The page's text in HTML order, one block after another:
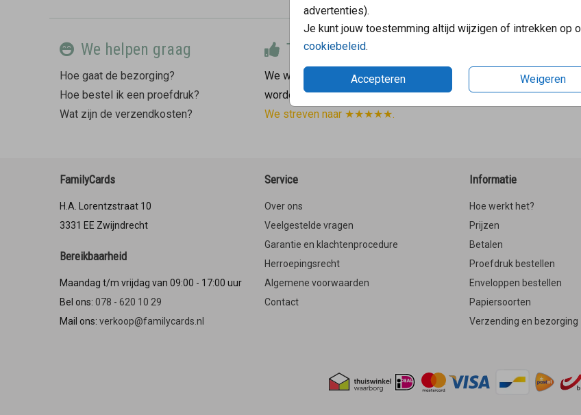
advertenties).
Je kunt jouw toestemming altijd wijzigen of intrekken op
cookiebeleid.
Accepteren Weigeren
We helpen graag
Hoe gaat de bezorging?
Hoe bestel ik een proefdruk?
Wat zijn de verzendkosten?
Tevreden klanten
We willen graag dat onze klanten blij
worden.
We streven naar ★★★★★.
Op werkdagen van
Mailen mag ook:
FamilyCards
H.A. Lorentzstraat 10
3331 EE Zwijndrecht
Bereikbaarheid
Maandag t/m vrijdag van 09:00 - 17:00 uur
Bel ons: 078 - 620 10 29
Mail ons: verkoop@familycards.nl
Service
Over ons
Veelgestelde vragen
Garantie en klachtenprocedure
Herroepingsrecht
Algemene voorwaarden
Contact
Informatie
Hoe werkt het?
Prijzen
Betalen
Proefdruk bestellen
Enveloppen bestellen
Papiersoorten
Verzending en bezorging